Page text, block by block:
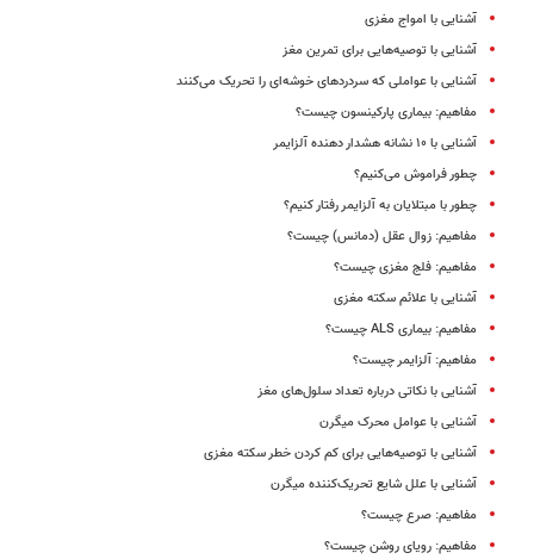
آشنایی با امواج مغزی
آشنایی با توصیه‌هایی برای تمرین مغز
آشنایی با عواملی که سردردهای خوشه‌ای را تحریک می‌کنند
مفاهیم: بیماری پارکینسون چیست؟
آشنایی با ۱۰ نشانه هشدار دهنده آلزایمر
چطور فراموش می‌کنیم؟
چطور با مبتلایان به آلزایمر رفتار کنیم؟
مفاهیم: زوال عقل (دمانس) چیست؟
مفاهیم: فلج مغزی چیست؟
آشنایی با علائم سکته مغزی
مفاهیم: بیماری ALS چیست؟
مفاهیم: آلزایمر چیست؟
آشنایی با نکاتی درباره تعداد سلول‌های مغز
آشنایی با عوامل محرک میگرن
آشنایی با توصیه‌هایی برای کم کردن خطر سکته مغزی
آشنایی با علل شایع تحریک‌کننده میگرن
مفاهیم: صرع چیست؟
مفاهیم: رویای روشن چیست؟